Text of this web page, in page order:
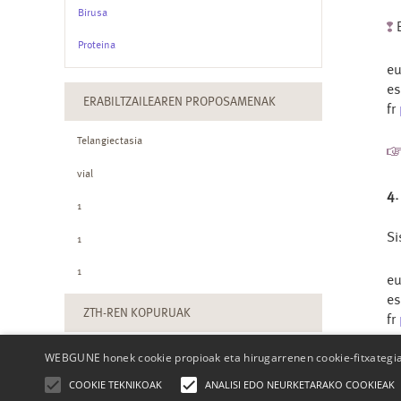
eu
es
fr
4.
eu
es
fr
Birusa
Proteina
ERABILTZAILEAREN PROPOSAMENAK
Telangiectasia
vial
1
1
1
ZTH-REN KOPURUAK
WEBGUNE honek cookie propioak eta hirugarrenen cookie-
COOKIE TEKNIKOAK ANALISI EDO NEURKETARAKO COOKIEAK